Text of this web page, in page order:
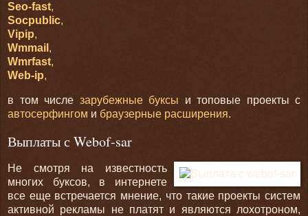
Seo-fast,
Socpublic,
Vipip,
Wmmail ,
Wmrfast,
Web-ip,
в том числе зарубежные буксы и топовые проекты с
автосерфингом и браузерные расширения.
Выплаты с Webof-sar
Не смотря на известность
многих буксов, в интернете
все еще встречается мнение, что такие проекты систем
активной рекламы не платят и являются лохотроном,